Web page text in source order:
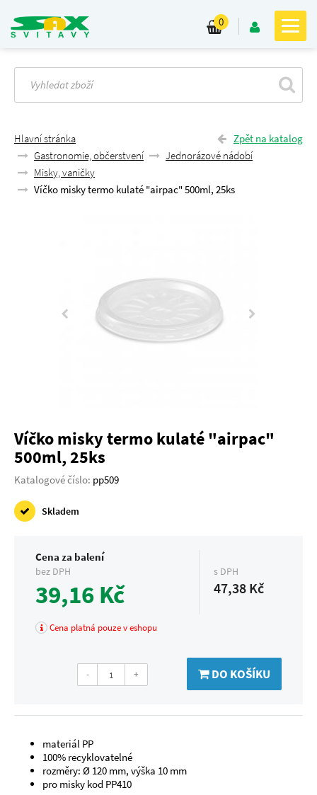
0
Zpět na katalog
Hlavní stránka
Gastronomie, občerstvení
Jednorázové nádobí
Misky, vaničky
Víčko misky termo kulaté "airpac" 500ml, 25ks
Víčko misky termo kulaté "airpac"
500ml, 25ks
Katalogové číslo: pp509
Skladem
Cena za balení
bez DPH
39,16 Kč
s DPH
47,38 Kč
Cena platná pouze v eshopu
- + DO KOŠÍKU
materiál PP
100% recyklovatelné
rozměry: Ø 120 mm, výška 10 mm
pro misky kod PP410